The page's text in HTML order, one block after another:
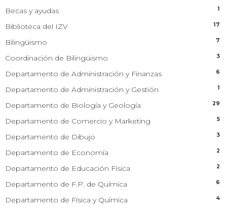
Becas y ayudas 1
Biblioteca del IZV 17
Bilingüismo 7
Coordinación de Bilingüismo 3
Departamento de Administración y Finanzas 6
Departamento de Administración y Gestión 1
Departamento de Biología y Geología 29
Departamento de Comercio y Marketing 5
Departamento de Dibujo 3
Departamento de Economía 2
Departamento de Educación Física 2
Departamento de F.P. de Química 6
Departamento de Física y Química 4